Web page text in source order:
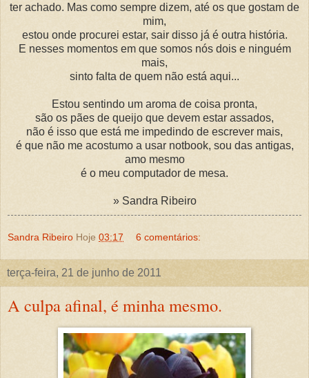
ter achado. Mas como sempre dizem, até os que gostam de
mim,
estou onde procurei estar, sair disso já é outra história.
E nesses momentos em que somos nós dois e ninguém
mais,
sinto falta de quem não está aqui...
Estou sentindo um aroma de coisa pronta,
são os pães de queijo que devem estar assados,
não é isso que está me impedindo de escrever mais,
é que não me acostumo a usar notbook, sou das antigas,
amo mesmo
é o meu computador de mesa.
» Sandra Ribeiro
Sandra Ribeiro Hoje 03:17 6 comentários:
terça-feira, 21 de junho de 2011
A culpa afinal, é minha mesmo.